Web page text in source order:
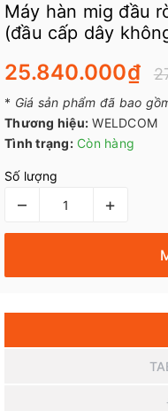
Máy hàn mig đầu
(đầu cấp dây
25.840.000₫
* Giá sản phẩm đã bao
Thương hiệu: WELDCOM
Tình trạng: Còn hàng
Số lượng
– +